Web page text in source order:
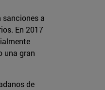
sanciones a
En 2017
una gran
de